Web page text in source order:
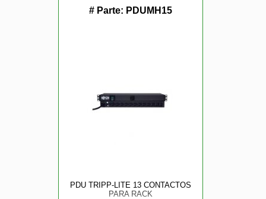
# Parte: PDUMH15
PDU TRIPP-LITE 13 CONTACTOS
PARA RACK